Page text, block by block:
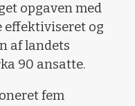
opgaven med
effektiviseret og
af landets
90 ansatte.
fem